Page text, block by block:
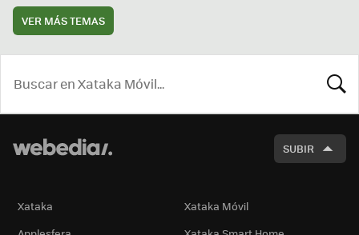
VER MÁS TEMAS
SUBIR
Xataka
Xataka Móvil